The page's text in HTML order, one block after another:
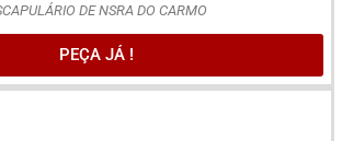
DE NSRA DO CARMO
PEÇA JÁ !